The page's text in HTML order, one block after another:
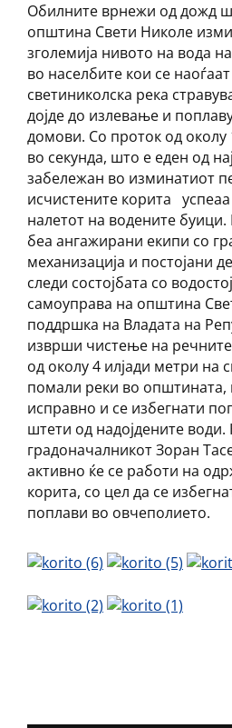
Обилните врнежи од дожд
општина Свети Николе
зголемија нивото на вода
во населбите кои се
светиниколска река
дојде до излевање и
домови. Со проток од околу
во секунда, што е еден од
забележан во изминатиот
исчистените корита
налетот на водените буици.
беа ангажирани екипи со
механизација и постојани
следи состојбата со
самоуправа на општина
поддршка на Владата на
изврши чистење на
од околу 4 илјади метри на
помали реки во општината,
исправно и се избегнати
штети од надојдените
градоначалникот Зоран
активно ќе се работи на
корита, со цел да се
поплави во овчеполието.